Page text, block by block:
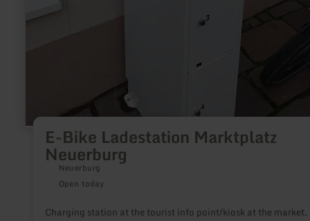
E-Bike Ladestation Marktplatz
Neuerburg
Neuerburg
Open today
Charging station at the tourist info point/kiosk at the market.